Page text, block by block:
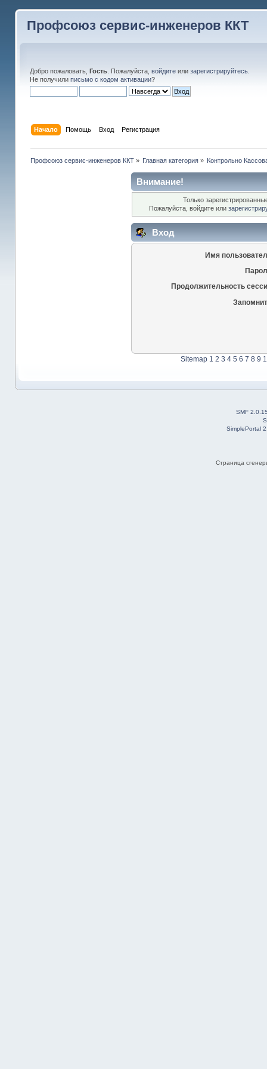
Профсоюз сервис-инженеров ККТ
Добро пожаловать, Гость. Пожалуйста, войдитеили зарегистрируйтесь.
Не получили письмо с кодом активации?
Начало Помощь Вход Регистрация
Профсоюз сервис-инженеров ККТ» Главная категория » Контрольно
Внимание!
Только
Пожалуйста, войдите или
Вход
Имя
Продолжительность
Sitemap 1 2 3 4 5 6 7 8 9
SMF
SimplePortal
Страница